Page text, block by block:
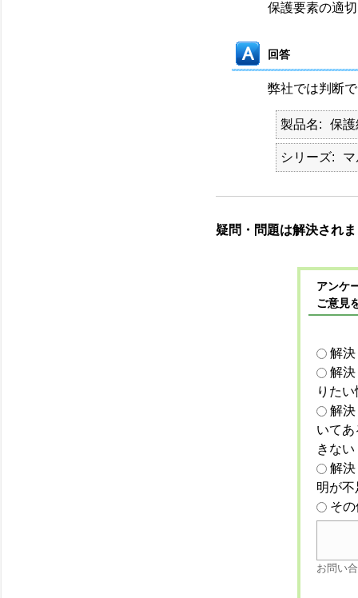
保護要素の適
回答
弊社では判断
製品名 保
シリーズ
疑問・問題は解決され
アンケ
ご意見
解
解
りた
解
いて
きない
解
明が
そ
お問い